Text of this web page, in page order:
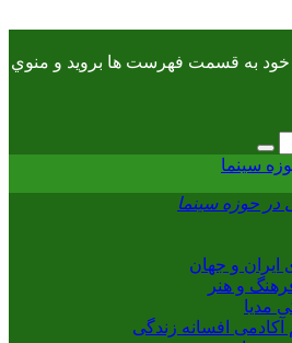
خود به قسمت فهرست ها برويد و منوي
ایران و جهان
و هنر
مدیا
افسانه زندگی